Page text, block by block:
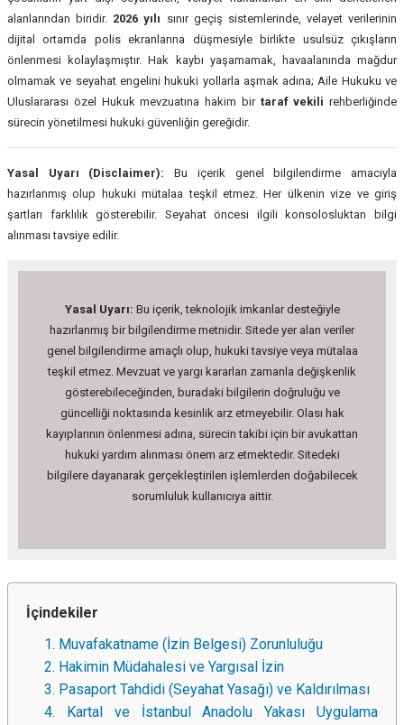
alanlarından biridir. 2026 yılı sınır geçiş sistemlerinde, velayet verilerinin
dijital ortamda polis ekranlarına düşmesiyle birlikte usulsüz çıkışların
önlenmesi kolaylaşmıştır. Hak kaybı yaşamamak, havaalanında mağdur
olmamak ve seyahat engelini hukuki yollarla aşmak adına; Aile Hukuku ve
Uluslararası özel Hukuk mevzuatına hakim bir taraf vekili rehberliğinde
sürecin yönetilmesi hukuki güvenliğin gereğidir.
Yasal Uyarı (Disclaimer): Bu içerik genel bilgilendirme amacıyla
hazırlanmış olup hukuki mütalaa teşkil etmez. Her ülkenin vize ve giriş
şartları farklılık gösterebilir. Seyahat öncesi ilgili konsolosluktan bilgi
alınması tavsiye edilir.
Yasal Uyarı: Bu içerik, teknolojik imkanlar desteğiyle
hazırlanmış bir bilgilendirme metnidir. Sitede yer alan veriler
genel bilgilendirme amaçlı olup, hukuki tavsiye veya mütalaa
teşkil etmez. Mevzuat ve yargı kararları zamanla değişkenlik
gösterebileceğinden, buradaki bilgilerin doğruluğu ve
güncelliği noktasında kesinlik arz etmeyebilir. Olası hak
kayıplarının önlenmesi adına, sürecin takibi için bir avukattan
hukuki yardım alınması önem arz etmektedir. Sitedeki
bilgilere dayanarak gerçekleştirilen işlemlerden doğabilecek
sorumluluk kullanıcıya aittir.
İçindekiler
1. Muvafakatname (İzin Belgesi) Zorunluluğu
2. Hakimin Müdahalesi ve Yargısal İzin
3. Pasaport Tahdidi (Seyahat Yasağı) ve Kaldırılması
4. Kartal ve İstanbul Anadolu Yakası Uygulama